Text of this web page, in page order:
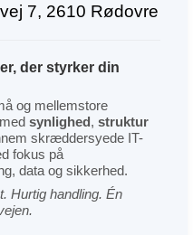
7, 2610 Rødovre
der styrker din
og mellemstore
synlighed, struktur
skræddersyede IT-
fokus på
data og sikkerhed.
Hurtig handling. Én